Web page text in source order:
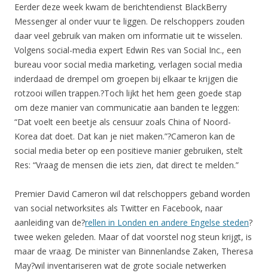
Eerder deze week kwam de berichtendienst BlackBerry
Messenger al onder vuur te liggen. De relschoppers zouden
daar veel gebruik van maken om informatie uit te wisselen.
Volgens social-media expert Edwin Res van Social Inc., een
bureau voor social media marketing, verlagen social media
inderdaad de drempel om groepen bij elkaar te krijgen die
rotzooi willen trappen.?Toch lijkt het hem geen goede stap
om deze manier van communicatie aan banden te leggen:
“Dat voelt een beetje als censuur zoals China of Noord-
Korea dat doet. Dat kan je niet maken.”?Cameron kan de
social media beter op een positieve manier gebruiken, stelt
Res: “Vraag de mensen die iets zien, dat direct te melden.”
Premier David Cameron wil dat relschoppers geband worden
van social networksites als Twitter en Facebook, naar
aanleiding van de?rellen in Londen en andere Engelse steden?
twee weken geleden. Maar of dat voorstel nog steun krijgt, is
maar de vraag. De minister van Binnenlandse Zaken, Theresa
May?wil inventariseren wat de grote sociale netwerken